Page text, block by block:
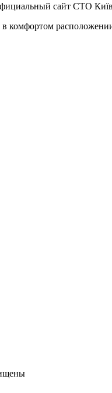
сайт СТО
комфортом